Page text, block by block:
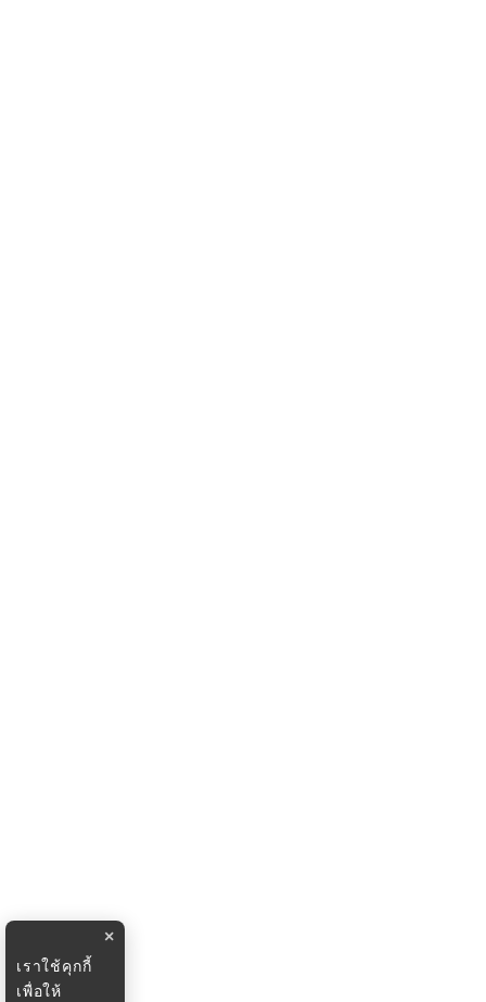
×
เราใช้คุกกี้
เพื่อให้